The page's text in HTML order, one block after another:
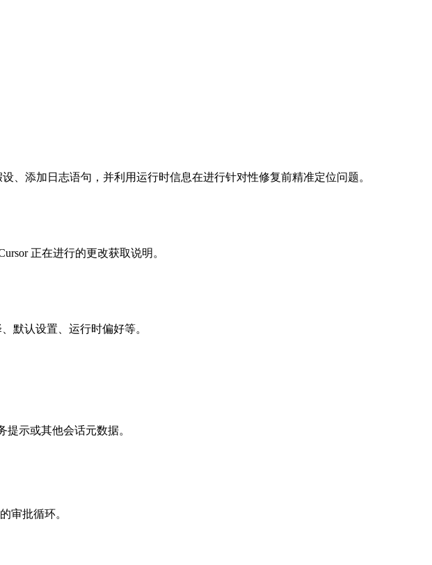
设、添加日志语句，并利用运行时信息在进行针对性修复前精准定位问题。
正在进行的更改获取说明。
默认设置、运行时偏好等。
示或其他会话元数据。
审批循环。